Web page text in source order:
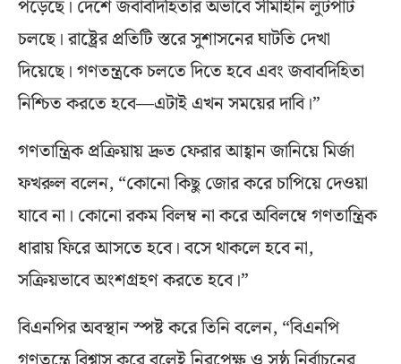
পড়েছে। দেশে জবাবদিহিতার অভাবে সীমাহীন লুটপাট
চলছে। রাষ্ট্রের প্রতিটি স্তরে সুশাসনের ঘাটতি দেখা
দিয়েছে। গণতন্ত্রকে চলতে দিতে হবে এবং জবাবদিহিতা
নিশ্চিত করতে হবে—এটাই এখন সময়ের দাবি।”
গণতান্ত্রিক প্রক্রিয়ায় দ্রুত ফেরার আহ্বান জানিয়ে মির্জা
ফখরুল বলেন, “কোনো কিছু জোর করে চাপিয়ে দেওয়া
যাবে না। কোনো রকম বিলম্ব না করে অবিলম্বে গণতান্ত্রিক
ধারায় ফিরে আসতে হবে। বসে থাকলে হবে না,
সক্রিয়ভাবে অংশগ্রহণ করতে হবে।”
বিএনপির অবস্থান স্পষ্ট করে তিনি বলেন, “বিএনপি